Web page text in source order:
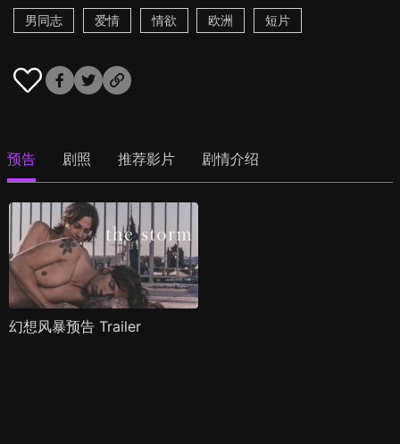
男同志
爱情 情欲 欧洲 短片
预告 剧照 推荐影片 剧情介绍
幻想风暴预告 Trailer